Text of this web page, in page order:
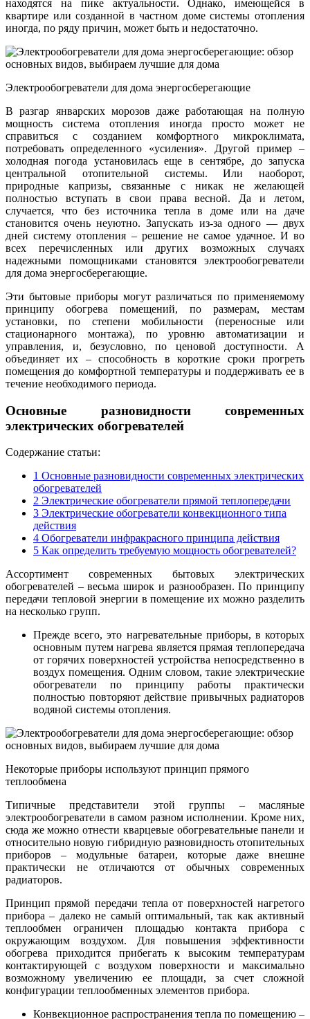
находятся на пике актуальности. Однако, имеющейся в
квартире или созданной в частном доме системы отопления
иногда, по ряду причин, может быть и недостаточно.
Электрообогреватели для дома энергосберегающие
В разгар январских морозов даже работающая на полную
мощность система отопления иногда просто может не
справиться с созданием комфортного микроклимата,
потребовать определенного «усиления». Другой пример –
холодная погода установилась еще в сентябре, до запуска
центральной отопительной системы. Или наоборот,
природные капризы, связанные с никак не желающей
полностью вступать в свои права весной. Да и летом,
случается, что без источника тепла в доме или на даче
становится очень неуютно. Запускать из-за одного — двух
дней систему отопления – решение не самое удачное. И во
всех перечисленных или других возможных случаях
надежными помощниками становятся электрообогреватели
для дома энергосберегающие.
Эти бытовые приборы могут различаться по применяемому
принципу обогрева помещений, по размерам, местам
установки, по степени мобильности (переносные или
стационарного монтажа), по уровню автоматизации и
управления, и, безусловно, по ценовой доступности. А
объединяет их – способность в короткие сроки прогреть
помещения до комфортной температуры и поддерживать ее в
течение необходимого периода.
Основные разновидности современных
электрических обогревателей
Содержание статьи:
1 Основные разновидности современных электрических
обогревателей
2 Электрические обогреватели прямой теплопередачи
3 Электрические обогреватели конвекционного типа
действия
4 Обогреватели инфракрасного принципа действия
5 Как определить требуемую мощность обогревателей?
Ассортимент современных бытовых электрических
обогревателей – весьма широк и разнообразен. По принципу
передачи тепловой энергии в помещение их можно разделить
на несколько групп.
Прежде всего, это нагревательные приборы, в которых
основным путем нагрева является прямая теплопередача
от горячих поверхностей устройства непосредственно в
воздух помещения. Одним словом, такие электрические
обогреватели по принципу работы практически
полностью повторяют действие привычных радиаторов
водяной системы отопления.
Некоторые приборы используют принцип прямого
теплообмена
Типичные представители этой группы – масляные
электрообогреватели в самом разном исполнении. Кроме них,
сюда же можно отнести кварцевые обогревательные панели и
относительно новую гибридную разновидность отопительных
приборов – модульные батареи, которые даже внешне
практически не отличаются от обычных современных
радиаторов.
Принцип прямой передачи тепла от поверхностей нагретого
прибора – далеко не самый оптимальный, так как активный
теплообмен ограничен площадью контакта прибора с
окружающим воздухом. Для повышения эффективности
обогрева приходится прибегать к высоким температурам
контактирующей с воздухом поверхности и максимально
возможному увеличению ее площади, за счет сложной
конфигурации теплообменных элементов прибора.
Конвекционное распространения тепла по помещению –